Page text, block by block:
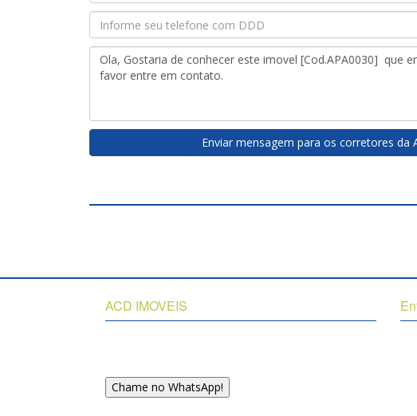
Enviar mensagem para os corretores da
ACD IMOVEIS
Chame no WhatsApp!